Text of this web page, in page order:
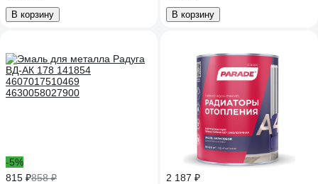
В корзину В корзину
-5%
815 ₽858 ₽
2 187 ₽